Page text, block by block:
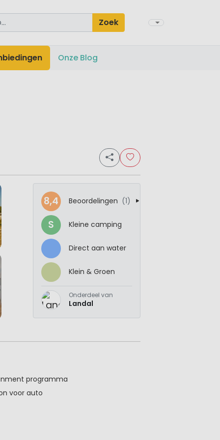
Zoek
Onze Blog
8,4 Beoordelingen (1)
S Kleine camping
Direct aan water
Klein & Groen
Onderdeel van
Landal
programma
voor auto